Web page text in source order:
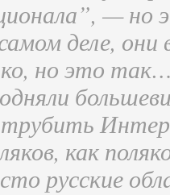
— но
деле, они
но это
как
русские